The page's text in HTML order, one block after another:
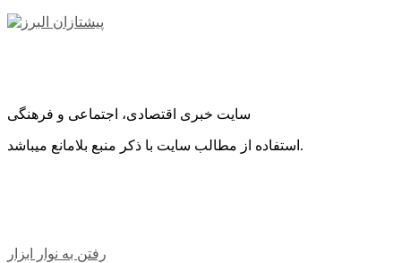
سایت خبری اقتصادی، اجتماعی و فرهنگی
استفاده از مطالب سایت با ذکر منبع بلامانع میباشد.
رفتن به نوار ابزار